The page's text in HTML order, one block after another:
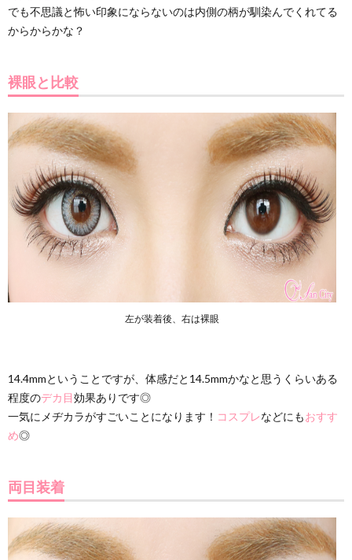
でも不思議と怖い印象にならないのは内側の柄が馴染んでくれてる
からからかな？
裸眼と比較
左が装着後、右は裸眼
14.4mmということですが、体感だと14.5mmかなと思うくらいある
程度のデカ目効果ありです◎
一気にメヂカラがすごいことになります！ コスプレなどにもおすす
め◎
両目装着